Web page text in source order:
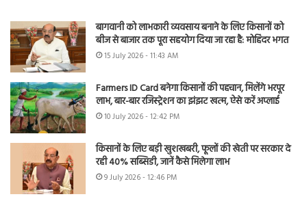
बागवानी को लाभकारी व्यवसाय बनाने के लिए किसानों को
बीज से बाजार तक पूरा सहयोग दिया जा रहा है: मोहिंदर भगत
15 July 2026 - 11:43 AM
Farmers ID Card बनेगा किसानों की पहचान, मिलेंगे भरपूर
लाभ, बार-बार रजिस्ट्रेशन का झंझट खत्म, ऐसे करें अप्लाई
10 July 2026 - 12:42 PM
किसानों के लिए बड़ी खुशखबरी, फूलों की खेती पर सरकार दे
रही 40% सब्सिडी, जानें कैसे मिलेगा लाभ
9 July 2026 - 12:46 PM